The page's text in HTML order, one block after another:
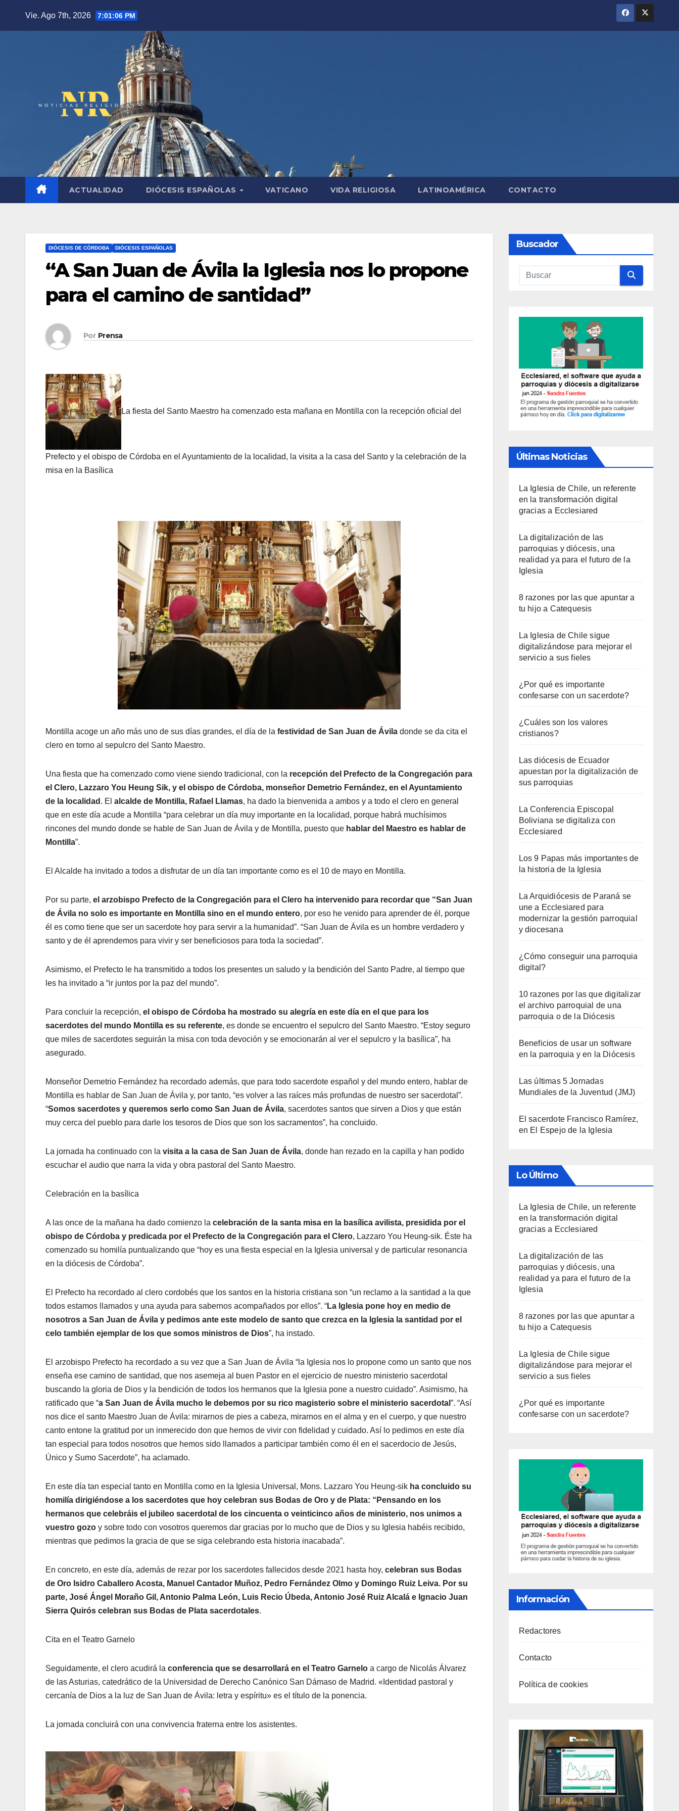
Vie. Ago 7th, 2026 7:01:08 PM
ACTUALIDAD DIÓCESIS ESPAÑOLAS VATICANO VIDA RELIGIOSA LATINOAMÉRICA CONTACTO
DIÓCESIS DE CÓRDOBA DIÓCESIS ESPAÑOLAS
“A San Juan de Ávila la Iglesia nos lo propone
para el camino de santidad”
Por Prensa
La fiesta del Santo Maestro ha comenzado esta mañana en Montilla con la recepción oficial del
Prefecto y el obispo de Córdoba en el Ayuntamiento de la localidad, la visita a la casa del Santo y la celebración de la
misa en la Basílica
Montilla acoge un año más uno de sus días grandes, el día de la festividad de San Juan de Ávila donde se da cita el
clero en torno al sepulcro del Santo Maestro.
Una fiesta que ha comenzado como viene siendo tradicional, con la recepción del Prefecto de la Congregación para
el Clero, Lazzaro You Heung Sik, y el obispo de Córdoba, monseñor Demetrio Fernández, en el Ayuntamiento
de la localidad . El alcalde de Montilla, Rafael Llamas, ha dado la bienvenida a ambos y a todo el clero en general
que en este día acude a Montilla “para celebrar un día muy importante en la localidad, porque habrá muchísimos
rincones del mundo donde se hable de San Juan de Ávila y de Montilla, puesto que hablar del Maestro es hablar de
Montilla”.
El Alcalde ha invitado a todos a disfrutar de un día tan importante como es el 10 de mayo en Montilla.
Por su parte, el arzobispo Prefecto de la Congregación para el Clero ha intervenido para recordar que “San Juan
de Ávila no solo es importante en Montilla sino en el mundo entero, por eso he venido para aprender de él, porque
él es como tiene que ser un sacerdote hoy para servir a la humanidad”. “San Juan de Ávila es un hombre verdadero y
santo y de él aprendemos para vivir y ser beneficiosos para toda la sociedad”.
Asimismo, el Prefecto le ha transmitido a todos los presentes un saludo y la bendición del Santo Padre, al tiempo que
les ha invitado a “ir juntos por la paz del mundo”.
Para concluir la recepción, el obispo de Córdoba ha mostrado su alegría en este día en el que para los
sacerdotes del mundo Montilla es su referente, es donde se encuentro el sepulcro del Santo Maestro. “Estoy seguro
que miles de sacerdotes seguirán la misa con toda devoción y se emocionarán al ver el sepulcro y la basílica”, ha
asegurado.
Monseñor Demetrio Fernández ha recordado además, que para todo sacerdote español y del mundo entero, hablar de
Montilla es hablar de San Juan de Ávila y, por tanto, “es volver a las raíces más profundas de nuestro ser sacerdotal”.
“Somos sacerdotes y queremos serlo como San Juan de Ávila, sacerdotes santos que sirven a Dios y que están
muy cerca del pueblo para darle los tesoros de Dios que son los sacramentos”, ha concluido.
La jornada ha continuado con la visita a la casa de San Juan de Ávila, donde han rezado en la capilla y han podido
escuchar el audio que narra la vida y obra pastoral del Santo Maestro.
Celebración en la basílica
A las once de la mañana ha dado comienzo la celebración de la santa misa en la basílica avilista, presidida por el
obispo de Córdoba y predicada por el Prefecto de la Congregación para el Clero, Lazzaro You Heung-sik. Éste ha
comenzado su homilía puntualizando que “hoy es una fiesta especial en la Iglesia universal y de particular resonancia
en la diócesis de Córdoba”.
El Prefecto ha recordado al clero cordobés que los santos en la historia cristiana son “un reclamo a la santidad a la que
todos estamos llamados y una ayuda para sabernos acompañados por ellos”. “La Iglesia pone hoy en medio de
nosotros a San Juan de Ávila y pedimos ante este modelo de santo que crezca en la Iglesia la santidad por el
celo también ejemplar de los que somos ministros de Dios”, ha instado.
El arzobispo Prefecto ha recordado a su vez que a San Juan de Ávila “la Iglesia nos lo propone como un santo que nos
enseña ese camino de santidad, que nos asemeja al buen Pastor en el ejercicio de nuestro ministerio sacerdotal
buscando la gloria de Dios y la bendición de todos los hermanos que la Iglesia pone a nuestro cuidado”. Asimismo, ha
ratificado que “a San Juan de Ávila mucho le debemos por su rico magisterio sobre el ministerio sacerdotal ”. “Así
nos dice el santo Maestro Juan de Ávila: mirarnos de pies a cabeza, mirarnos en el alma y en el cuerpo, y que nuestro
canto entone la gratitud por un inmerecido don que hemos de vivir con fidelidad y cuidado. Así lo pedimos en este día
tan especial para todos nosotros que hemos sido llamados a participar también como él en el sacerdocio de Jesús,
Único y Sumo Sacerdote”, ha aclamado.
En este día tan especial tanto en Montilla como en la Iglesia Universal, Mons. Lazzaro You Heung-sik ha concluido su
homilía dirigiéndose a los sacerdotes que hoy celebran sus Bodas de Oro y de Plata: “Pensando en los
hermanos que celebráis el jubileo sacerdotal de los cincuenta o veinticinco años de ministerio, nos unimos a
vuestro gozo y sobre todo con vosotros queremos dar gracias por lo mucho que de Dios y su Iglesia habéis recibido,
mientras que pedimos la gracia de que se siga celebrando esta historia inacabada”.
En concreto, en este día, además de rezar por los sacerdotes fallecidos desde 2021 hasta hoy, celebran sus Bodas
de Oro Isidro Caballero Acosta, Manuel Cantador Muñoz, Pedro Fernández Olmo y Domingo Ruiz Leiva. Por su
parte, José Ángel Moraño Gil, Antonio Palma León, Luis Recio Úbeda, Antonio José Ruiz Alcalá e Ignacio Juan
Sierra Quirós celebran sus Bodas de Plata sacerdotales.
Cita en el Teatro Garnelo
Seguidamente, el clero acudirá la conferencia que se desarrollará en el Teatro Garnelo a cargo de Nicolás Álvarez
de las Asturias, catedrático de la Universidad de Derecho Canónico San Dámaso de Madrid. «Identidad pastoral y
cercanía de Dios a la luz de San Juan de Ávila: letra y espíritu» es el título de la ponencia.
La jornada concluirá con una convivencia fraterna entre los asistentes.
Buscador
Últimas Noticias
La Iglesia de Chile, un referente
en la transformación digital
gracias a Ecclesiared
La digitalización de las
parroquias y diócesis, una
realidad ya para el futuro de la
Iglesia
8 razones por las que apuntar a
tu hijo a Catequesis
La Iglesia de Chile sigue
digitalizándose para mejorar el
servicio a sus fieles
¿Por qué es importante
confesarse con un sacerdote?
¿Cuáles son los valores
cristianos?
Las diócesis de Ecuador
apuestan por la digitalización de
sus parroquias
La Conferencia Episcopal
Boliviana se digitaliza con
Ecclesiared
Los 9 Papas más importantes de
la historia de la Iglesia
La Arquidiócesis de Paraná se
une a Ecclesiared para
modernizar la gestión parroquial
y diocesana
¿Cómo conseguir una parroquia
digital?
10 razones por las que digitalizar
el archivo parroquial de una
parroquia o de la Diócesis
Beneficios de usar un software
en la parroquia y en la Diócesis
Las últimas 5 Jornadas
Mundiales de la Juventud (JMJ)
El sacerdote Francisco Ramírez,
en El Espejo de la Iglesia
Lo Último
La Iglesia de Chile, un referente
en la transformación digital
gracias a Ecclesiared
La digitalización de las
parroquias y diócesis, una
realidad ya para el futuro de la
Iglesia
8 razones por las que apuntar a
tu hijo a Catequesis
La Iglesia de Chile sigue
digitalizándose para mejorar el
servicio a sus fieles
¿Por qué es importante
confesarse con un sacerdote?
Información
Redactores
Contacto
Política de cookies